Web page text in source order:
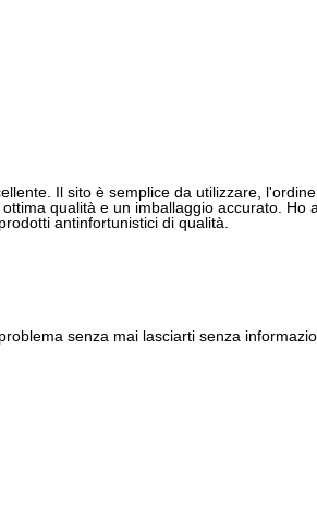
Il sito è semplice da utilizzare,
qualità e un imballaggio accurato.
antinfortunistici di qualità.
senza mai lasciarti senza